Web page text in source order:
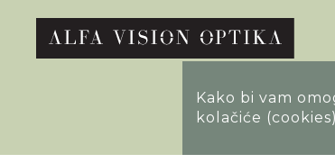
Kako bi vam
kolačiće